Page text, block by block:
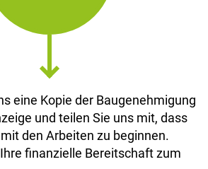
eine Kopie der Baugenehmigung
und teilen Sie uns mit, dass
den Arbeiten zu beginnen.
finanzielle Bereitschaft zum